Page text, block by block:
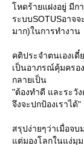
หดร้ายแฝงอยู่ มีกา
ระบบSOTUSอาจจ
มาก)ในการทำงาน
คติประจำตนเองเ
เป็นอาภรณ์คุ้มครอ
กลายเป็น
"ต้องทำดี และระวั
จึงจะปกป้องเราได้"
สรุปง่ายๆว่าเมื่อจบ
ต่มองโลกในแง่มุม